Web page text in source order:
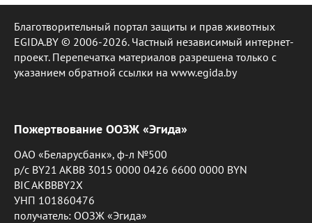
Благотворительный портал защиты и прав животных
EGIDA.BY © 2006-2026. Частный независимый интернет-
проект. Перепечатка материалов разрешена только с
указанием обратной ссылки на www.egida.by
Пожертвование ООЗЖ «Эгида»
ОАО «Беларусбанк», ф-л №500
р/с BY21 AKBB 3015 0000 0426 6600 0000 BYN
BIC AKBBBY2X
УНП 101860476
получатель: ООЗЖ «Эгида»